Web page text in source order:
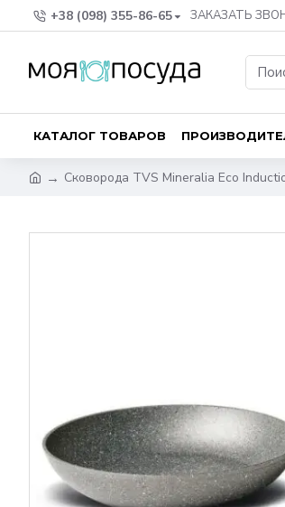
+38 (098) 355-86-65 ЗАКАЗАТЬ
КАТАЛОГ ТОВАРОВ
Сковорода TVS Mineralia Eco